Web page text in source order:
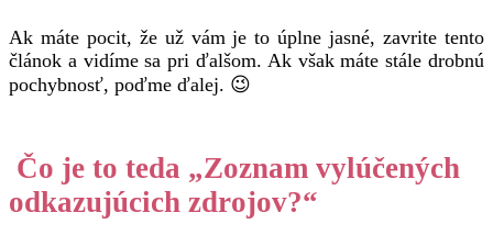
Ak máte pocit, že už vám je to úplne jasné, zavrite tento
článok a vidíme sa pri ďalšom. Ak však máte stále drobnú
pochybnosť, poďme ďalej. 😉
Čo je to teda „Zoznam vylúčených
odkazujúcich zdrojov?“